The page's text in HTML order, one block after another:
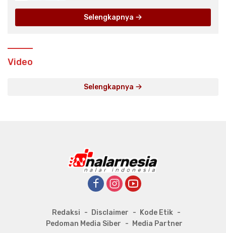
Selengkapnya
Video
Selengkapnya
Redaksi Disclaimer
Kode Etik
Pedoman Media Siber
Media Partner